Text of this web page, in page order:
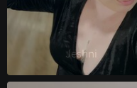
Jeshni